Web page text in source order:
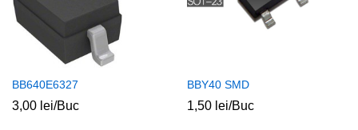
BB640E6327
3,00 lei/Buc
BBY40 SMD
1,50 lei/Buc